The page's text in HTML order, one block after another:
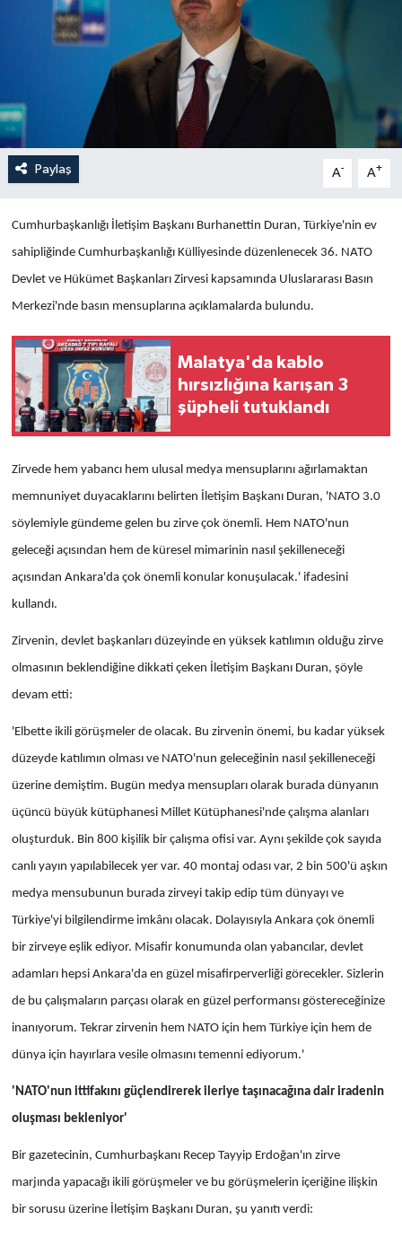
Paylaş A- A+
Cumhurbaşkanlığı İletişim Başkanı Burhanettin Duran, Türkiye'nin ev
sahipliğinde Cumhurbaşkanlığı Külliyesinde düzenlenecek 36. NATO
Devlet ve Hükümet Başkanları Zirvesi kapsamında Uluslararası Basın
Merkezi'nde basın mensuplarına açıklamalarda bulundu.
Malatya'da kablo
hırsızlığına karışan 3
şüpheli tutuklandı
Zirvede hem yabancı hem ulusal medya mensuplarını ağırlamaktan
memnuniyet duyacaklarını belirten İletişim Başkanı Duran, 'NATO 3.0
söylemiyle gündeme gelen bu zirve çok önemli. Hem NATO'nun
geleceği açısından hem de küresel mimarinin nasıl şekilleneceği
açısından Ankara'da çok önemli konular konuşulacak.' ifadesini
kullandı.
Zirvenin, devlet başkanları düzeyinde en yüksek katılımın olduğu zirve
olmasının beklendiğine dikkati çeken İletişim Başkanı Duran, şöyle
devam etti:
'Elbette ikili görüşmeler de olacak. Bu zirvenin önemi, bu kadar yüksek
düzeyde katılımın olması ve NATO'nun geleceğinin nasıl şekilleneceği
üzerine demiştim. Bugün medya mensupları olarak burada dünyanın
üçüncü büyük kütüphanesi Millet Kütüphanesi'nde çalışma alanları
oluşturduk. Bin 800 kişilik bir çalışma ofisi var. Aynı şekilde çok sayıda
canlı yayın yapılabilecek yer var. 40 montaj odası var, 2 bin 500'ü aşkın
medya mensubunun burada zirveyi takip edip tüm dünyayı ve
Türkiye'yi bilgilendirme imkânı olacak. Dolayısıyla Ankara çok önemli
bir zirveye eşlik ediyor. Misafir konumunda olan yabancılar, devlet
adamları hepsi Ankara'da en güzel misafirperverliği görecekler. Sizlerin
de bu çalışmaların parçası olarak en güzel performansı göstereceğinize
inanıyorum. Tekrar zirvenin hem NATO için hem Türkiye için hem de
dünya için hayırlara vesile olmasını temenni ediyorum.'
'NATO'nun ittifakını güçlendirerek ileriye taşınacağına dair iradenin
oluşması bekleniyor'
Bir gazetecinin, Cumhurbaşkanı Recep Tayyip Erdoğan'ın zirve
marjında yapacağı ikili görüşmeler ve bu görüşmelerin içeriğine ilişkin
bir sorusu üzerine İletişim Başkanı Duran, şu yanıtı verdi:
Eği̇ti̇m